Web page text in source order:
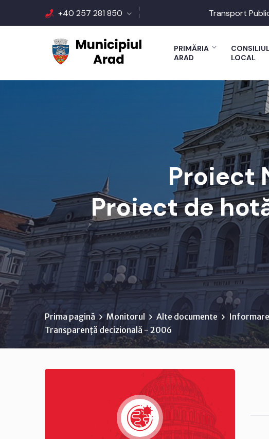
+40 257 281 850 Transport
PRIMĂRIA
ARAD
LOCAL
Proiect
Proiect de
Prima pagină Monitorul Alte documente
Transparență decizională - 2006